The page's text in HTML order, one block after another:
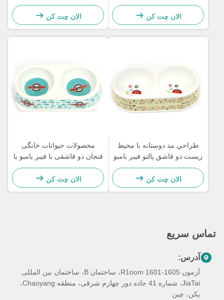
پارچه ی چتر
الان چت کن
سازگار با محیط زیست
الان چت کن
طراحي مد دوستانه با محیط
زیست دو قاشق پالتو فیبر بامبو
الان چت کن
محصولات حیوانات خانگی
فنجان دو قاشقی با فیبر بامبو با
کیفیت بالا
الان چت کن
تماس سریع
آدرس:
آزمون R1oom 1601-1605، ساختمان B، ساختمان بین المللی
JiaTai، شماره 41 جاده دور چهارم شرقی، منطقه Chaoyang،
پکن، چین